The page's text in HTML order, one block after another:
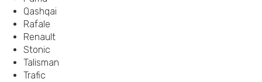
Qashqai
Rafale
Renault
Stonic
Talisman
Trafic